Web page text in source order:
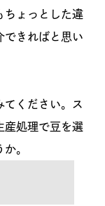
ちょっとした違
できればと思い
ください。ス
産処理で豆を選
。